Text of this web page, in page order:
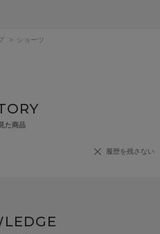
>
ショーツ
た商品
履歴を残さない